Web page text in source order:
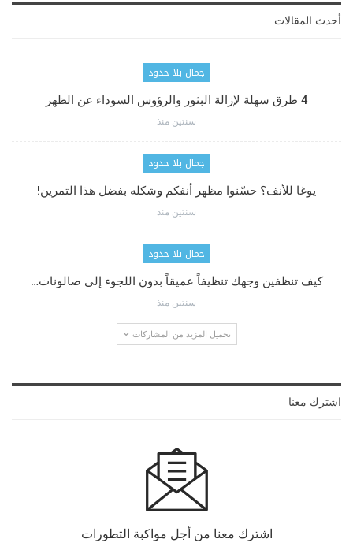
أحدث المقالات
جمال بلا حدود
4 طرق سهلة لإزالة البثور والرؤوس السوداء عن الظهر
سنتين منذ
جمال بلا حدود
يوغا للأنف؟ حسّنوا مظهر أنفكم وشكله بفضل هذا التمرين!
سنتين منذ
جمال بلا حدود
كيف تنظفين وجهك تنظيفاً عميقاً بدون اللجوء إلى صالونات…
سنتين منذ
تحميل المزيد من المشاركات
اشترك معنا
اشترك معنا من أجل مواكبة التطورات